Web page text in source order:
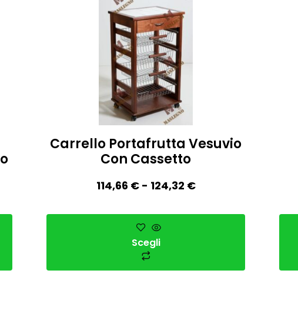
Carrello Portafrutta Vesuvio
Con Cassetto
114,66 € - 124,32 €
Scegli